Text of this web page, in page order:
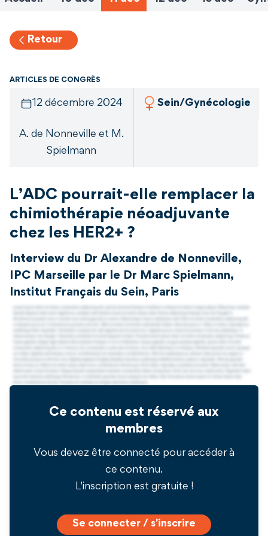
Retour
ARTICLES DE CONGRÈS
12 décembre 2024 Sein/Gynécologie
A. de Nonneville et M.
Spielmann
L’ADC pourrait-elle remplacer la
chimiothérapie néoadjuvante
chez les HER2+ ?
Interview du Dr Alexandre de Nonneville,
IPC Marseille par le Dr Marc Spielmann,
Institut Français du Sein, Paris
Ce contenu est réservé aux
membres
Vous devez être connecté pour accéder à
ce contenu.
L'inscription est gratuite !
Se connecter / s'inscrire